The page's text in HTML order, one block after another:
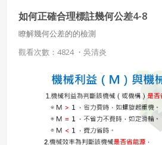
如何正確合理標註幾何公差4-8
瞭解幾何公差的的檢測
觀看次數：4824 ・ 吳清炎